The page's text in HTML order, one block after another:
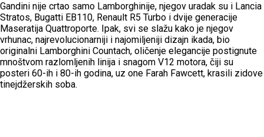
Gandini nije crtao samo Lamborghinije, njegov uradak su i Lancia
Stratos, Bugatti EB110, Renault R5 Turbo i dvije generacije
Maseratija Quattroporte. Ipak, svi se slažu kako je njegov
vrhunac, najrevolucionarniji i najomiljeniji dizajn ikada, bio
originalni Lamborghini Countach, oličenje elegancije postignute
mnoštvom razlomljenih linija i snagom V12 motora, čiji su
posteri 60-ih i 80-ih godina, uz one Farah Fawcett, krasili zidove
tinejdžerskih soba.